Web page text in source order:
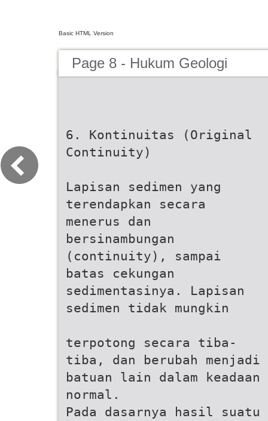
Basic HTML Version
Page 8 - Hukum Geologi
6. Kontinuitas (Original
Continuity)
Lapisan sedimen yang
terendapkan secara
menerus dan
bersinambungan
(continuity), sampai
batas cekungan
sedimentasinya. Lapisan
sedimen tidak mungkin
terpotong secara tiba-
tiba, dan berubah menjadi
batuan lain dalam keadaan
normal.
Pada dasarnya hasil suatu